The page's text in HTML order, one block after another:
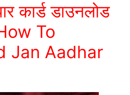
कार्ड डाउनलोड
To
Jan Aadhar